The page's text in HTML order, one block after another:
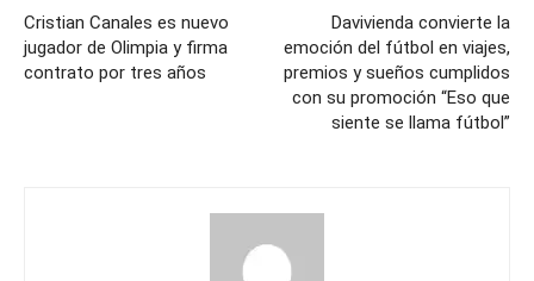
Cristian Canales es nuevo
jugador de Olimpia y firma
contrato por tres años
Davivienda convierte la
emoción del fútbol en viajes,
premios y sueños cumplidos
con su promoción “Eso que
siente se llama fútbol”